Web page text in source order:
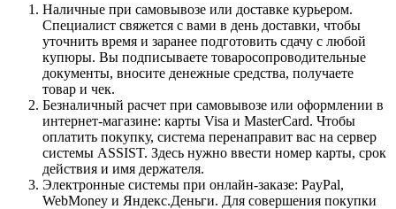
Наличные при самовывозе или доставке курьером.
Специалист свяжется с вами в день доставки, чтобы
уточнить время и заранее подготовить сдачу с любой
купюры. Вы подписываете товаросопроводительные
документы, вносите денежные средства, получаете
товар и чек.
Безналичный расчет при самовывозе или оформлении в
интернет-магазине: карты Visa и MasterCard. Чтобы
оплатить покупку, система перенаправит вас на сервер
системы ASSIST. Здесь нужно ввести номер карты, срок
действия и имя держателя.
Электронные системы при онлайн-заказе: PayPal,
WebMoney и Яндекс.Деньги. Для совершения покупки